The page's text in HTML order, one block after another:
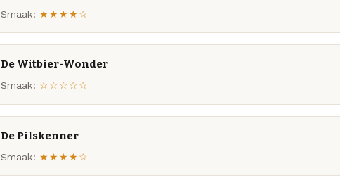
Smaak: ★★★★☆
De Witbier-Wonder
Smaak: ☆☆☆☆☆
De Pilskenner
Smaak: ★★★★☆